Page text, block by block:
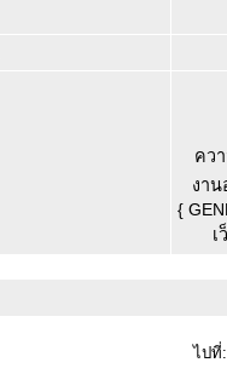
คว
งาน
{
เ
ไปที่: